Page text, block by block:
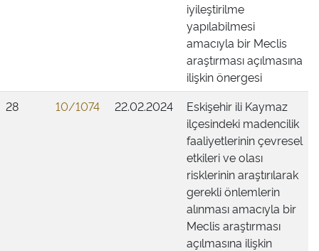
iyileştirilme
yapılabilmesi
amacıyla bir Meclis
araştırması açılmasına
ilişkin önergesi
28
10/1074 22.02.2024
Eskişehir ili Kaymaz
ilçesindeki madencilik
faaliyetlerinin çevresel
etkileri ve olası
risklerinin araştırılarak
gerekli önlemlerin
alınması amacıyla bir
Meclis araştırması
açılmasına ilişkin